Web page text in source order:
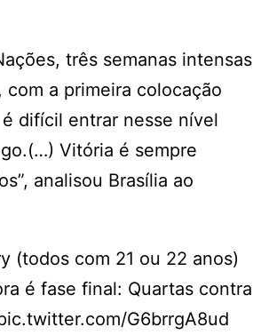
três semanas intensas
a primeira colocação
difícil entrar nesse nível
Vitória é sempre
analisou Brasília ao
(todos com 21 ou 22 anos)
é fase final: Quartas contra
G6brrgA8ud